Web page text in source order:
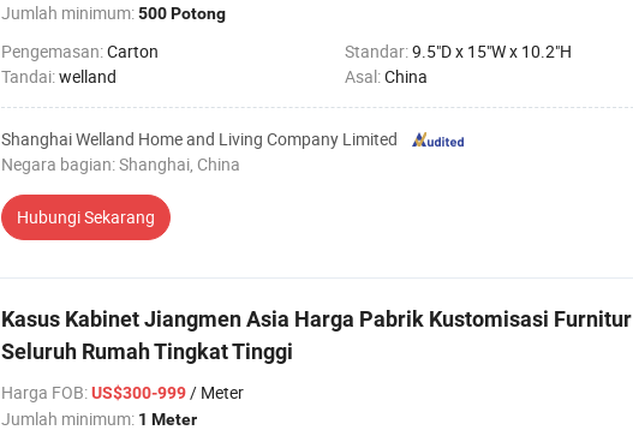
Jumlah minimum:500 Potong
Pengemasan:Carton Standar:9.5"D x 15"W x 10.2"H
Tandai:welland Asal:China
Shanghai Welland Home and Living Company Limited
Negara bagian: Shanghai, China
Hubungi Sekarang
Kasus Kabinet Jiangmen Asia Harga Pabrik Kustomisasi Furnitur
Seluruh Rumah Tingkat Tinggi
Harga FOB:US$300-999/ Meter
Jumlah minimum: 1 Meter